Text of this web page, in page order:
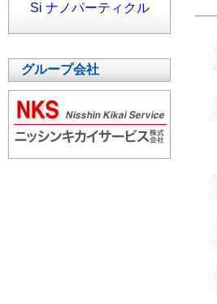
Si ナノパーティクル
グループ会社